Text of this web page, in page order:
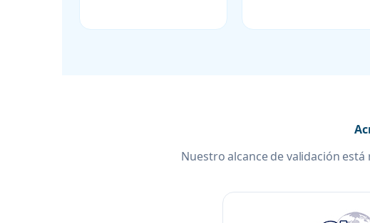
Nuestro alcance de validación